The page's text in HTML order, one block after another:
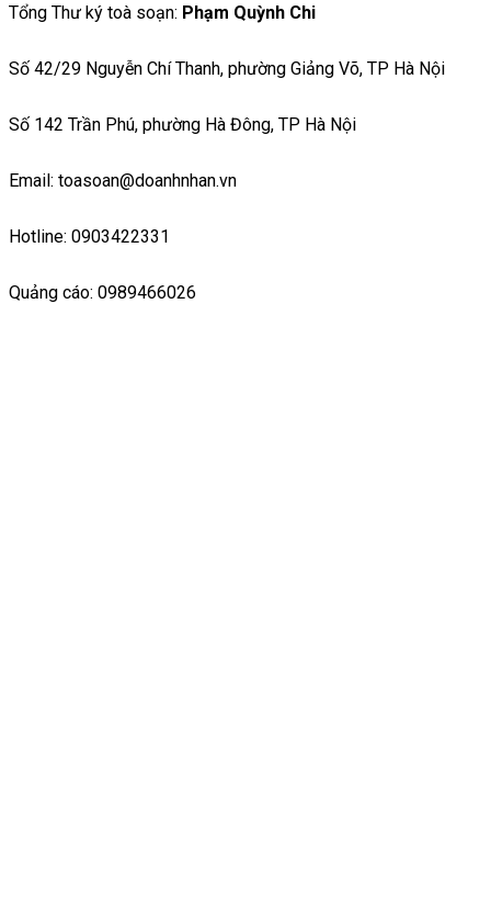
Tổng Thư ký toà soạn: Phạm Quỳnh Chi
Số 42/29 Nguyễn Chí Thanh, phường Giảng Võ, TP Hà Nội
Số 142 Trần Phú, phường Hà Đông, TP Hà Nội
Email: toasoan@doanhnhan.vn
Hotline: 0903422331
Quảng cáo: 0989466026